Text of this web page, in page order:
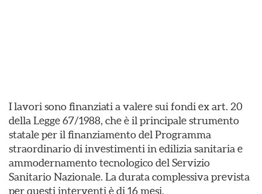
I lavori sono finanziati a valere sui fondi ex art. 20
della Legge 67/1988, che è il principale strumento
statale per il finanziamento del Programma
straordinario di investimenti in edilizia sanitaria e
ammodernamento tecnologico del Servizio
Sanitario Nazionale. La durata complessiva prevista
per questi interventi è di 16 mesi.